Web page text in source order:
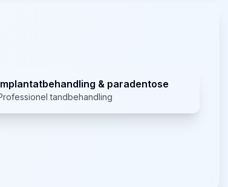
& paradentose
tandbehandling